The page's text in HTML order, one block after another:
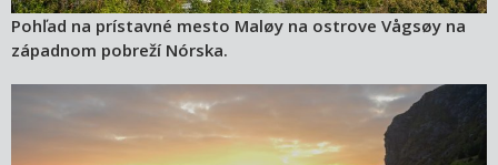
Pohľad na prístavné mesto Maløy na ostrove Vågsøy na
západnom pobreží Nórska.